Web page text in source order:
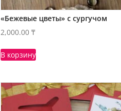
«Бежевые цветы» с сургучом
2,000.00₸
В корзину